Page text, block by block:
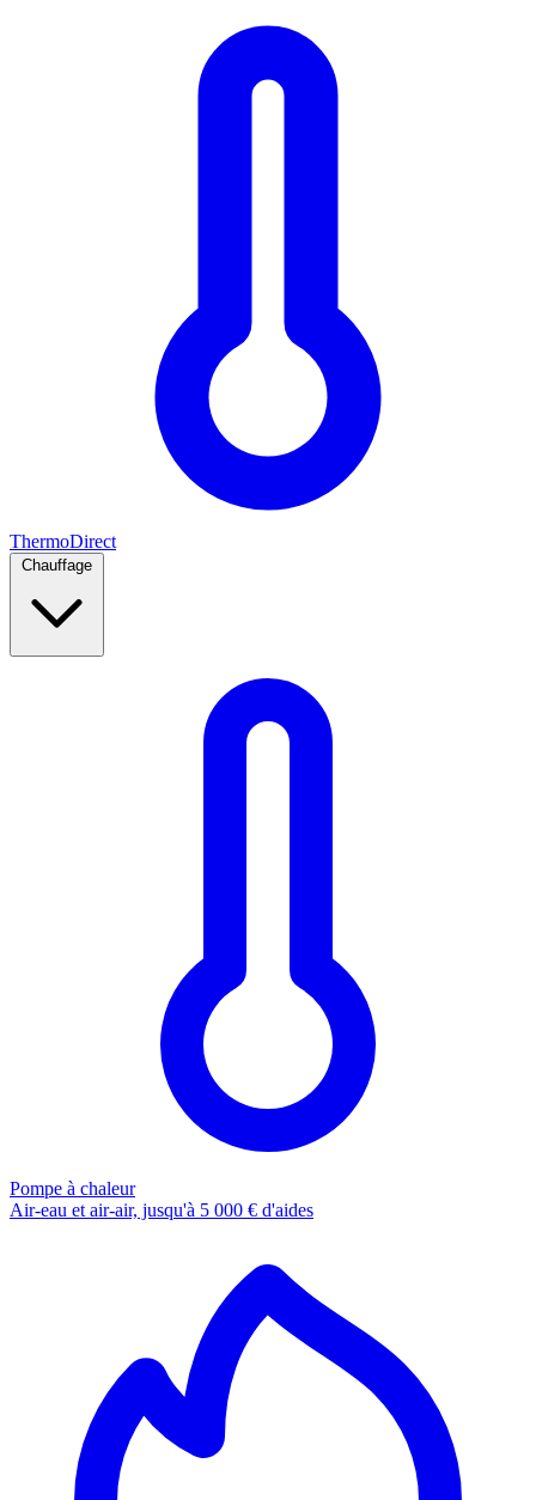
ThermoDirect
Pompe à chaleur
Air-eau et air-air, jusqu'à 5 000 € d'aides